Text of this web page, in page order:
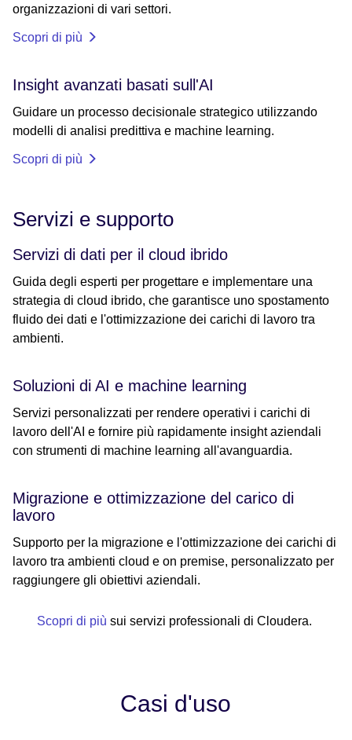
organizzazioni di vari settori.
Scopri di più
Insight avanzati basati sull'AI
Guidare un processo decisionale strategico utilizzando
modelli di analisi predittiva e machine learning.
Scopri di più
Servizi e supporto
Servizi di dati per il cloud ibrido
Guida degli esperti per progettare e implementare una
strategia di cloud ibrido, che garantisce uno spostamento
fluido dei dati e l'ottimizzazione dei carichi di lavoro tra
ambienti.
Soluzioni di AI e machine learning
Servizi personalizzati per rendere operativi i carichi di
lavoro dell'AI e fornire più rapidamente insight aziendali
con strumenti di machine learning all'avanguardia.
Migrazione e ottimizzazione del carico di
lavoro
Supporto per la migrazione e l'ottimizzazione dei carichi di
lavoro tra ambienti cloud e on premise, personalizzato per
raggiungere gli obiettivi aziendali.
Scopri di più sui servizi professionali di Cloudera.
Casi d'uso